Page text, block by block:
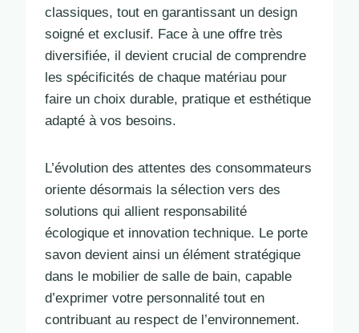
classiques, tout en garantissant un design
soigné et exclusif. Face à une offre très
diversifiée, il devient crucial de comprendre
les spécificités de chaque matériau pour
faire un choix durable, pratique et esthétique
adapté à vos besoins.
L’évolution des attentes des consommateurs
oriente désormais la sélection vers des
solutions qui allient responsabilité
écologique et innovation technique. Le porte
savon devient ainsi un élément stratégique
dans le mobilier de salle de bain, capable
d’exprimer votre personnalité tout en
contribuant au respect de l’environnement.